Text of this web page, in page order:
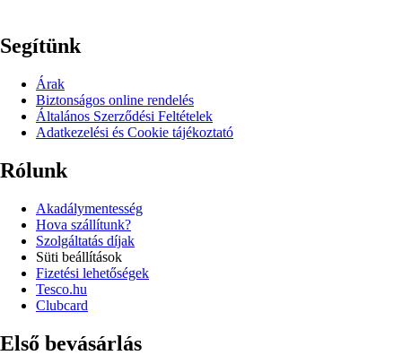
Segítünk
Árak
Biztonságos online rendelés
Általános Szerződési Feltételek
Adatkezelési és Cookie tájékoztató
Rólunk
Akadálymentesség
Hova szállítunk?
Szolgáltatás díjak
Süti beállítások
Fizetési lehetőségek
Tesco.hu
Clubcard
Első bevásárlás